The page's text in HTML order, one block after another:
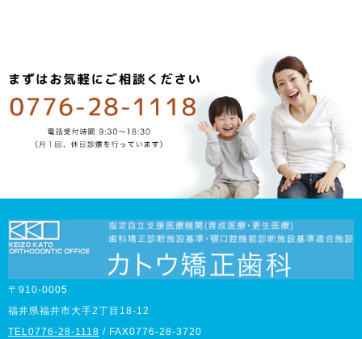
〒910-0005
福井県福井市大手2丁目18-12
TEL0776-28-1118 / FAX0776-28-3720